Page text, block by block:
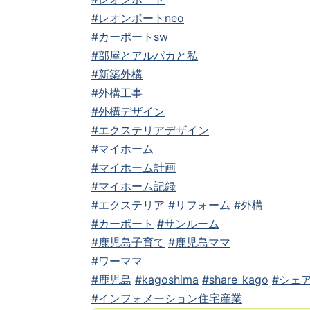
#レオンポートneo
#カーポートsw
#部屋とアルパカと私
#新築外構
#外構工事
#外構デザイン
#エクステリアデザイン
#マイホーム
#マイホーム計画
#マイホーム記録
#エクステリア #リフォーム #外構
#カーポート #サンルーム
#鹿児島子育て #鹿児島ママ
#ワーママ
#鹿児島 #kagoshima #share_kago #シェ
#インフォメーション住宅産業